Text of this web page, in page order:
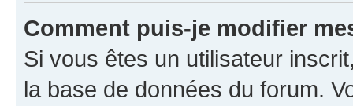
Comment puis-je modifier
Si vous êtes un utilisateur
la base de données du forum.